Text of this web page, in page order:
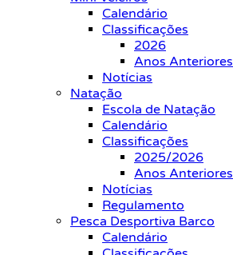
Calendário
Classificações
2026
Anos Anteriores
Notícias
Natação
Escola de Natação
Calendário
Classificações
2025/2026
Anos Anteriores
Notícias
Regulamento
Pesca Desportiva Barco
Calendário